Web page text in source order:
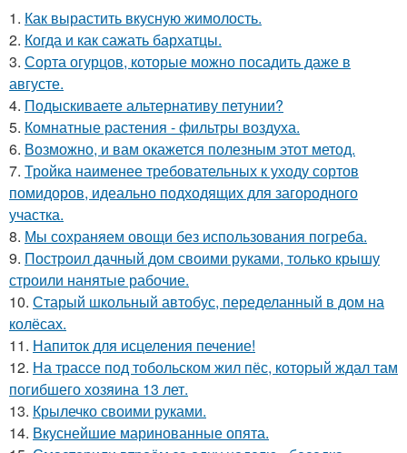
1. Как вырастить вкусную жимолость.
2. Когда и как сажать бархатцы.
3. Сорта огурцов, которые можно посадить даже в
августе.
4. Подыскиваете альтернативу петунии?
5. Комнатные растения - фильтры воздуха.
6. Возможно, и вам окажется полезным этот метод.
7. Тройка наименее требовательных к уходу сортов
помидоров, идеально подходящих для загородного
участка.
8. Мы сохраняем овощи без использования погреба.
9. Построил дачный дом своими руками, только крышу
строили нанятые рабочие.
10. Старый школьный автобус, переделанный в дом на
колёсах.
11. Напиток для исцеления печение!
12. На трассе под тобольском жил пёс, который ждал там
погибшего хозяина 13 лет.
13. Крылечко своими руками.
14. Вкуснейшие маринованные опята.